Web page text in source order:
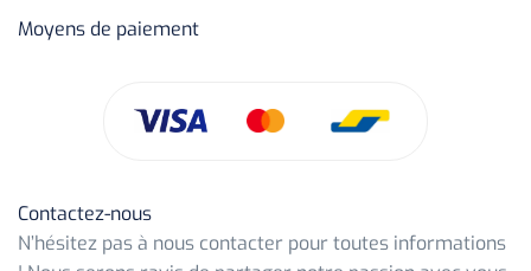
Moyens de paiement
Contactez-nous
N’hésitez pas à nous contacter pour toutes informations